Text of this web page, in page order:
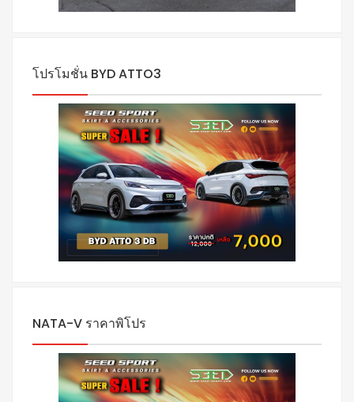
โปรโมชั่น BYD ATTO3
NATA-V ราคาพิโปร